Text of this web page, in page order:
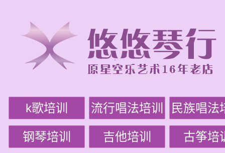
k歌培训 流行唱法培训 民族唱法
钢琴培训 吉他培训 古筝培